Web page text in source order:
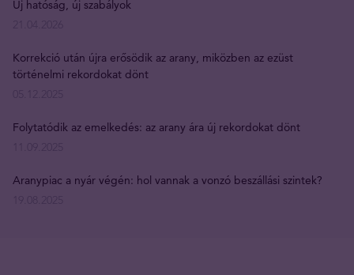
Új hatóság, új szabályok
Korrekció után újra erősödik az arany, miközben az ezüst
történelmi rekordokat dönt
Folytatódik az emelkedés: az arany ára új rekordokat dönt
Aranypiac a nyár végén: hol vannak a vonzó beszállási szintek?